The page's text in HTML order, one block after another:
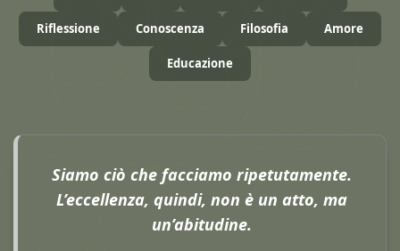
Riflessione Conoscenza Filosofia Amore
Educazione
Siamo ciò che facciamo ripetutamente.
L’eccellenza, quindi, non è un atto, ma
un’abitudine.